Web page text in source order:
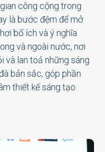
công cộng trong
là bước đệm để mở
bổ ích và ý nghĩa
và ngoài nước, nơi
và lan toả những sáng
bản sắc, góp phần
thiết kế sáng tạo